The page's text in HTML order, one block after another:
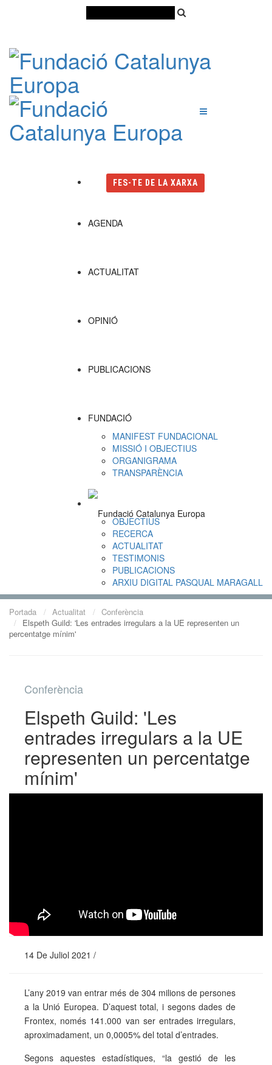
FES-TE DE LA XARXA
AGENDA
ACTUALITAT
OPINIÓ
PUBLICACIONS
FUNDACIÓ
MANIFEST FUNDACIONAL
MISSIÓ I OBJECTIUS
ORGANIGRAMA
TRANSPARÈNCIA
OBJECTIUS
RECERCA
ACTUALITAT
TESTIMONIS
PUBLICACIONS
ARXIU DIGITAL PASQUAL MARAGALL
Portada Actualitat
Conferència
Elspeth Guild: 'Les entrades irregulars a la UE representen un
percentatge mínim'
Conferència
Elspeth Guild: 'Les
entrades irregulars a la UE
representen un percentatge
mínim'
14 De Juliol 2021 /
L’any 2019 van entrar més de 304 milions de persones
a la Unió Europea. D’aquest total, i segons dades de
Frontex, només 141.000 van ser entrades irregulars,
aproximadament, un 0,0005% del total d’entrades.
Segons aquestes estadístiques, “la gestió de les